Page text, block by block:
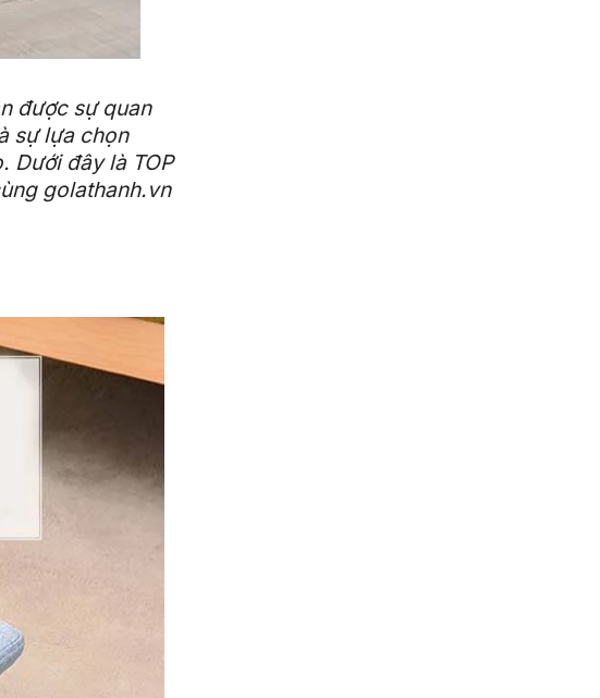
được sự quan
sự lựa chọn
Dưới đây là TOP
golathanh.vn